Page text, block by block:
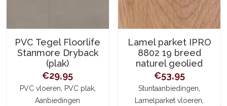
PVC Tegel Floorlife
Stanmore Dryback
(plak)
€29,95
PVC vloeren, PVC plak,
Aanbiedingen
Lamel parket IPRO
8802 19 breed
naturel geolied
€53,95
Stuntaanbiedingen,
Lamelparket vloeren,